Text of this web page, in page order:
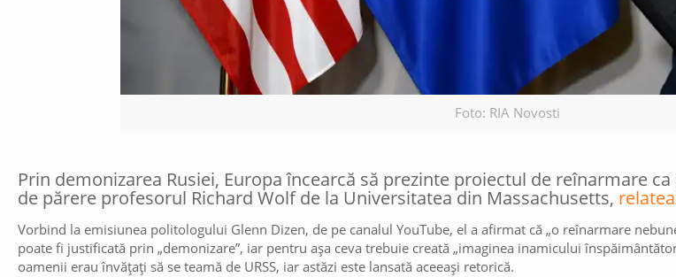
Foto: RIA Novosti
Prin demonizarea Rusiei, Europa încearcă să prezinte proiectul de reînarmare
de părere profesorul Richard Wolf de la Universitatea din Massachusetts,
Vorbind la emisiunea politologului Glenn Dizen, de pe canalul YouTube, el a afirmat că „o reînarmare
poate fi justificată prin „demonizare”, iar pentru așa ceva trebuie creată „imaginea inamicului
oamenii erau învățați să se teamă de URSS, iar astăzi este lansată aceeași retorică.